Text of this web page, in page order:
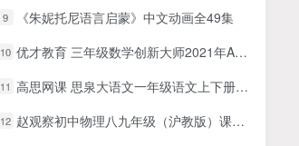
9 《朱妮托尼语言启蒙》中文动画全49集
10 优才教育 三年级数学创新大师2021年A+秋季班
11 高思网课 思泉大语文一年级语文上下册课本配套学习视频合集百度网盘下载
12 赵观察初中物理八九年级（沪教版）课程合集视频